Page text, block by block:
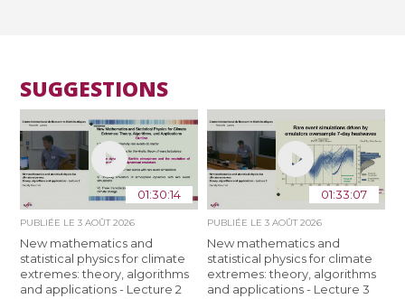
SUGGESTIONS
01:30:14
PUBLIÉE LE3 AOÛT 2026
New mathematics and
statistical physics for climate
extremes: theory, algorithms
and applications - Lecture 2
01:33:07
PUBLIÉE LE 3 AOÛT 2026
New mathematics and
statistical physics for climate
extremes: theory, algorithms
and applications - Lecture 3